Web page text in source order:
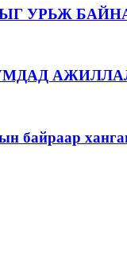
УРЬЖ
байраар